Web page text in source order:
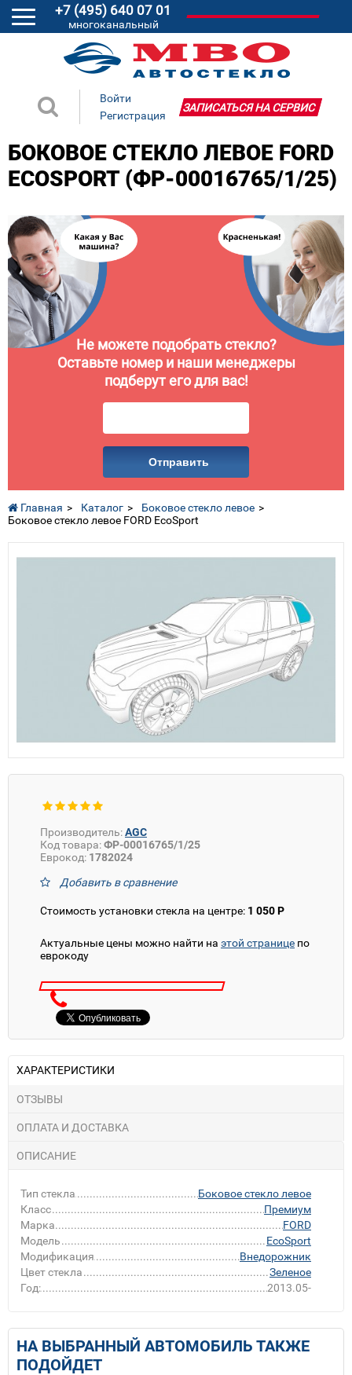
+7 (495) 640 07 01
многоканальный
Войти
Регистрация
ЗАПИСАТЬСЯ НА СЕРВИС
БОКОВОЕ СТЕКЛО ЛЕВОЕ FORD
ECOSPORT (ФР-00016765/1/25)
Не можете подобрать стекло?
Оставьте номер и наши менеджеры
подберут его для вас!
Отправить
Главная Каталог
Боковое стекло левое
Боковое стекло левое FORD EcoSport
Производитель:AGC
Код товара:ФР-00016765/1/25
Еврокод: 1782024
Добавить в сравнение
Стоимость установки стекла на центре: 1 050 Р
Актуальные цены можно найти на этой странице по
еврокоду
ХАРАКТЕРИСТИКИ
ОТЗЫВЫ
ОПЛАТА И ДОСТАВКА
ОПИСАНИЕ
Тип стекла
Боковое стекло левое
Класс
Премиум
Марка
FORD
Модель
EcoSport
Модификация
Внедорожник
Цвет стекла
Зеленое
Год:
2013.05-
НА ВЫБРАННЫЙ АВТОМОБИЛЬ ТАКЖЕ
ПОДОЙДЕТ